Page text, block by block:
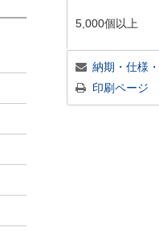
5,000個以上
納期・仕様
印刷ページ